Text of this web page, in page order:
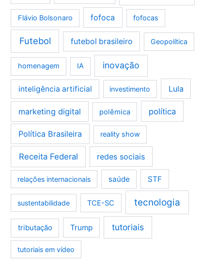
Flávio Bolsonaro fofoca fofocas
Futebol futebol brasileiro Geopolítica
homenagem IA inovação
inteligência artificial investimento Lula
marketing digital polêmica política
Política Brasileira reality show
Receita Federal redes sociais
relações internacionais saúde STF
sustentabilidade TCE-SC tecnologia
tributação Trump tutoriais
tutoriais em vídeo